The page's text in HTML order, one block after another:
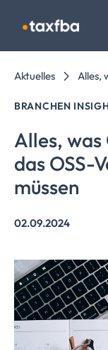
Navigation
Aktuelles
BRANCHEN
Alles,
das OSS-
müssen
02.09.2024